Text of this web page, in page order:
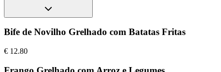
Bife de Novilho Grelhado com Batatas Fritas
€ 12.80